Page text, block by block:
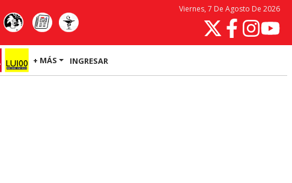
Viernes, 7 De Agosto De 2026
+ MÁS INGRESAR